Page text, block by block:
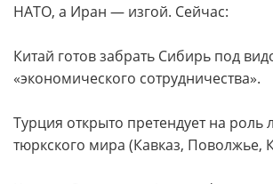
НАТО, а Иран — изгой. Сейчас:
Китай готов забрать Сибирь под
«экономического сотрудничества».
Турция открыто претендует на роль
тюркского мира (Кавказ, Поволжье,